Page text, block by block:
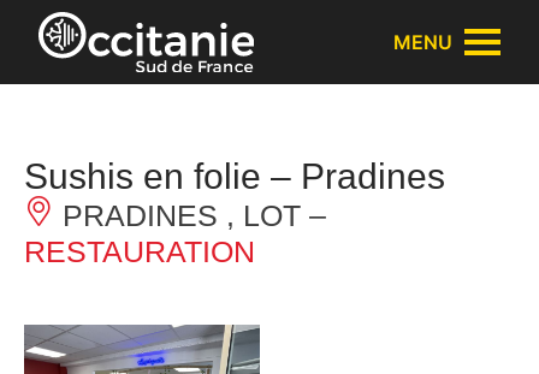
Panneau de gestion des cookies
MENU
Sushis en folie – Pradines
PRADINES , LOT –
RESTAURATION